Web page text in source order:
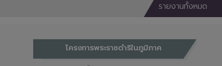
รายงานทั้งหมด
โครงการพระราชดำริในภูมิภาค